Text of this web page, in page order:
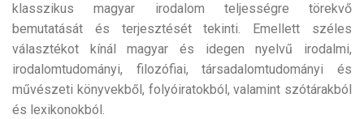
klasszikus magyar irodalom teljességre törekvő
bemutatását és terjesztését tekinti. Emellett széles
választékot kínál magyar és idegen nyelvű irodalmi,
irodalomtudományi, filozófiai, társadalomtudományi és
művészeti könyvekből, folyóiratokból, valamint szótárakból
és lexikonokból.